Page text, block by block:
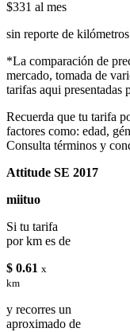
$331 al mes
sin reporte de kilómetros
*La comparación de
mercado, tomada de
tarifas aqui presentadas
Recuerda que tu tarifa
factores como: edad,
Consulta términos y
Attitude SE 2017
miituo
Si tu tarifa
por km es de
$ 0.61 x
km
y recorres un
aproximado de